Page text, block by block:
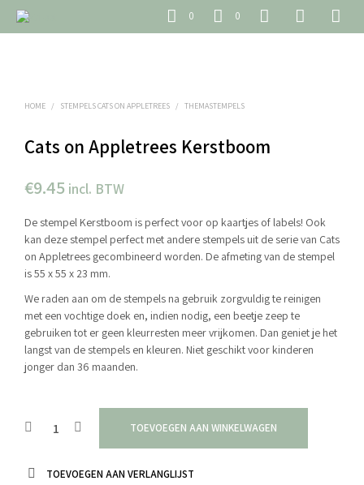
0 0
HOME / STEMPELS CATS ON APPLETREES / THEMASTEMPELS
Cats on Appletrees Kerstboom
€9.45 incl. BTW
De stempel Kerstboom is perfect voor op kaartjes of labels! Ook
kan deze stempel perfect met andere stempels uit de serie van Cats
on Appletrees gecombineerd worden. De afmeting van de stempel
is 55 x 55 x 23 mm.
We raden aan om de stempels na gebruik zorgvuldig te reinigen
met een vochtige doek en, indien nodig, een beetje zeep te
gebruiken tot er geen kleurresten meer vrijkomen. Dan geniet je het
langst van de stempels en kleuren. Niet geschikt voor kinderen
jonger dan 36 maanden.
TOEVOEGEN AAN WINKELWAGEN
TOEVOEGEN AAN VERLANGLIJST